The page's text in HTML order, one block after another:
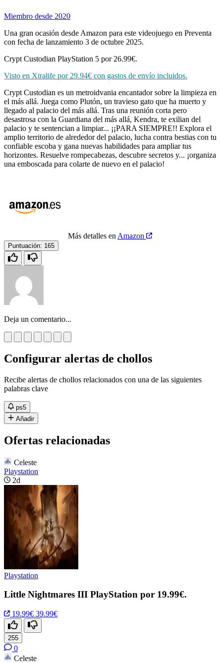
Miembro desde 2020
Una gran ocasión desde Amazon para este videojuego en Preventa
con fecha de lanzamiento 3 de octubre 2025.
Crypt Custodian PlayStation 5 por 26.99€.
Visto en Xtralife por 29.94€ con gastos de envío incluidos.
Crypt Custodian es un metroidvania encantador sobre la limpieza en
el más allá. Juega como Plutón, un travieso gato que ha muerto y
llegado al palacio del más allá. Tras una reunión corta pero
desastrosa con la Guardiana del más allá, Kendra, te exilian del
palacio y te sentencian a limpiar... ¡¡PARA SIEMPRE!! Explora el
amplio territorio de alrededor del palacio, lucha contra bestias con tu
confiable escoba y gana nuevas habilidades para ampliar tus
horizontes. Resuelve rompecabezas, descubre secretos y... ¡organiza
una emboscada para colarte de nuevo en el palacio!
Más detalles en Amazon
Puntuación: 165
Deja un comentario...
Configurar alertas de chollos
Recibe alertas de chollos relacionados con una de las siguientes
palabras clave
ps5
Añadir
Ofertas relacionadas
Celeste
Playstation
2d
Playstation
Little Nightmares III PlayStation por 19.99€.
19.99€ 39.99€
255
0
Celeste